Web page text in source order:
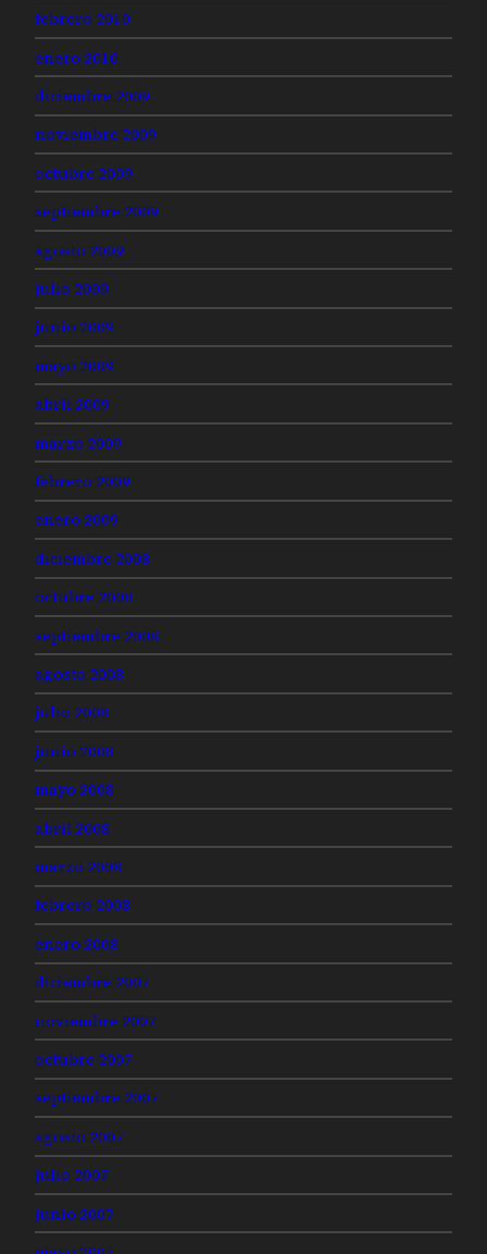
febrero 2010
enero 2010
diciembre 2009
noviembre 2009
octubre 2009
septiembre 2009
agosto 2009
julio 2009
junio 2009
mayo 2009
abril 2009
marzo 2009
febrero 2009
enero 2009
diciembre 2008
octubre 2008
septiembre 2008
agosto 2008
julio 2008
junio 2008
mayo 2008
abril 2008
marzo 2008
febrero 2008
enero 2008
diciembre 2007
noviembre 2007
octubre 2007
septiembre 2007
agosto 2007
julio 2007
junio 2007